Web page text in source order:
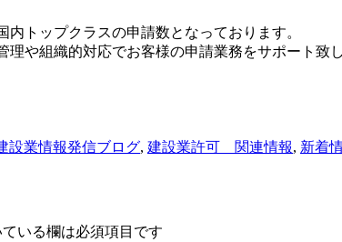
トップクラスの申請数となっております。
や組織的対応でお客様の申請業務をサポート致し
設業情報発信ブログ, 建設業許可 関連情報, 新着
いる欄は必須項目です